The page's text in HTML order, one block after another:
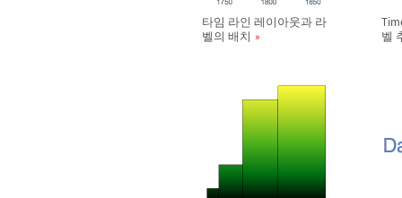
타임 라인 레이아웃과 라
벨의 배치
벨